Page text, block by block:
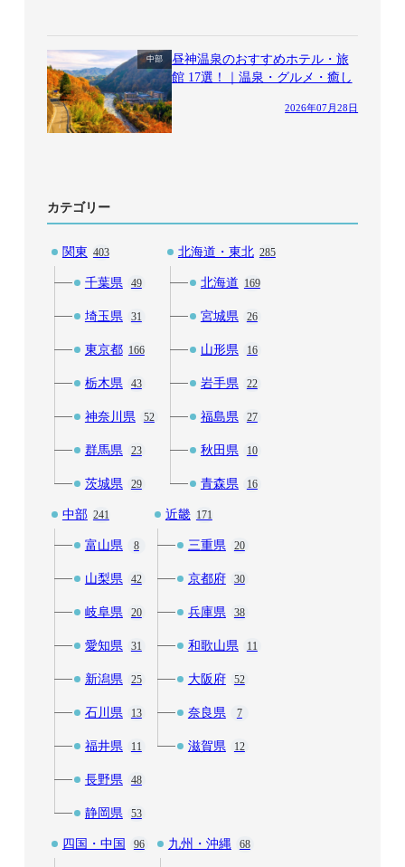
中部
昼神温泉のおすすめホテル・旅
館 17選！｜温泉・グルメ・癒し
2026年07月28日
カテゴリー
関東 403
千葉県 49
埼玉県 31
東京都 166
栃木県 43
神奈川県 52
群馬県 23
茨城県 29
北海道・東北 285
北海道 169
宮城県 26
山形県 16
岩手県 22
福島県 27
秋田県 10
青森県 16
中部 241
富山県 8
山梨県 42
岐阜県 20
愛知県 31
新潟県 25
石川県 13
福井県 11
長野県 48
静岡県 53
近畿 171
三重県 20
京都府 30
兵庫県 38
和歌山県 11
大阪府 52
奈良県 7
滋賀県 12
四国・中国 96 九州・沖縄 68